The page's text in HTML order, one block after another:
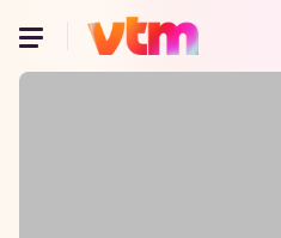
Oeps, browser